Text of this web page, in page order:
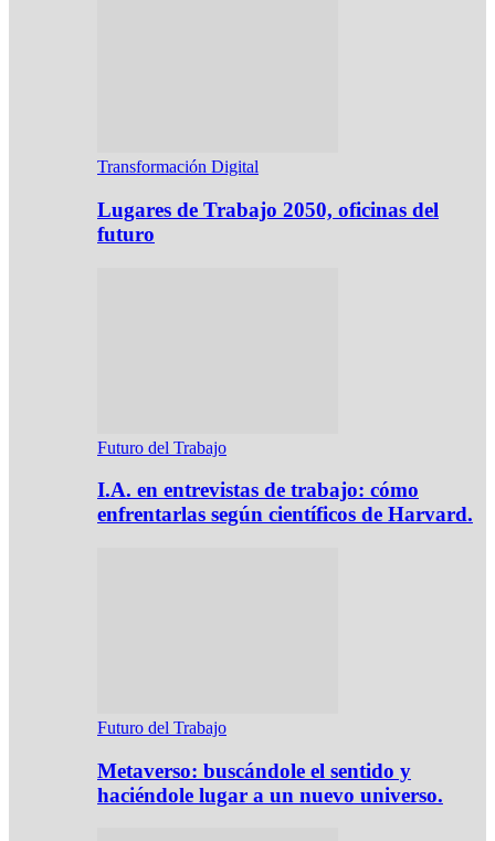
Transformación Digital
Lugares de Trabajo 2050, oficinas del
futuro
Futuro del Trabajo
I.A. en entrevistas de trabajo: cómo
enfrentarlas según científicos de Harvard.
Futuro del Trabajo
Metaverso: buscándole el sentido y
haciéndole lugar a un nuevo universo.